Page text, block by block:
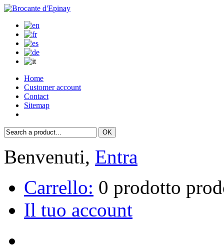
Home
Customer account
Contact
Sitemap
Benvenuti, Entra
Carrello: 0 prodotto
Il tuo account